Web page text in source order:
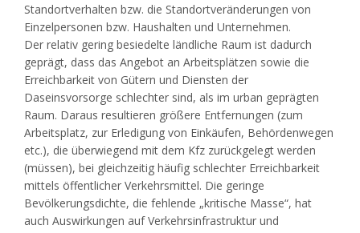
Standortverhalten bzw. die Standortveränderungen von
Einzelpersonen bzw. Haushalten und Unternehmen.
Der relativ gering besiedelte ländliche Raum ist dadurch
geprägt, dass das Angebot an Arbeitsplätzen sowie die
Erreichbarkeit von Gütern und Diensten der
Daseinsvorsorge schlechter sind, als im urban geprägten
Raum. Daraus resultieren größere Entfernungen (zum
Arbeitsplatz, zur Erledigung von Einkäufen, Behördenwegen
etc.), die überwiegend mit dem Kfz zurückgelegt werden
(müssen), bei gleichzeitig häufig schlechter Erreichbarkeit
mittels öffentlicher Verkehrsmittel. Die geringe
Bevölkerungsdichte, die fehlende „kritische Masse“, hat
auch Auswirkungen auf Verkehrsinfrastruktur und